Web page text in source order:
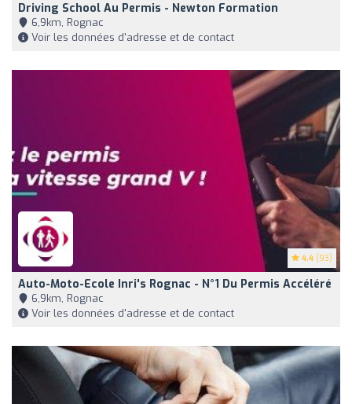
Driving School Au Permis - Newton Formation
6,9km, Rognac
Voir les données d'adresse et de contact
4.4 (93)
Auto-Moto-Ecole Inri's Rognac - N°1 Du Permis Accéléré
6,9km, Rognac
Voir les données d'adresse et de contact